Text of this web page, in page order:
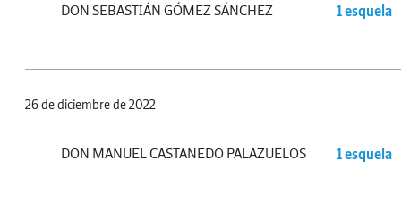
DON SEBASTIÁN GÓMEZ SÁNCHEZ 1 esquela
26 de diciembre de 2022
DON MANUEL CASTANEDO PALAZUELOS 1 esquela